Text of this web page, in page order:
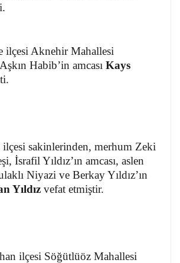
ilçesi Aknehir Mahallesi
Habib’in amcası Kays
ilçesi sakinlerinden, merhum Zeki
İsrafil Yıldız’ın amcası, aslen
Niyazi ve Berkay Yıldız’ın
Yıldız vefat etmiştir.
ilçesi Söğütlüöz Mahallesi